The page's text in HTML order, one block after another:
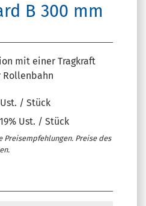
B 300 mm
mit einer Tragkraft
Rollenbahn
Ust. / Stück
Ust. / Stück
Preise des